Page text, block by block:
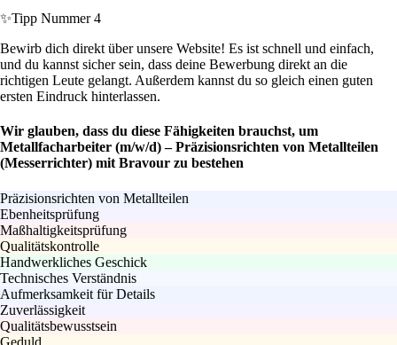
✨Tipp Nummer 4
Bewirb dich direkt über unsere Website! Es ist schnell und einfach,
und du kannst sicher sein, dass deine Bewerbung direkt an die
richtigen Leute gelangt. Außerdem kannst du so gleich einen guten
ersten Eindruck hinterlassen.
Wir glauben, dass du diese Fähigkeiten brauchst, um
Metallfacharbeiter (m/w/d) – Präzisionsrichten von Metallteilen
(Messerrichter) mit Bravour zu bestehen
Präzisionsrichten von Metallteilen
Ebenheitsprüfung
Maßhaltigkeitsprüfung
Qualitätskontrolle
Handwerkliches Geschick
Technisches Verständnis
Aufmerksamkeit für Details
Zuverlässigkeit
Qualitätsbewusstsein
Geduld